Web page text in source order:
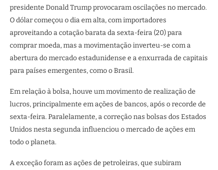
presidente Donald Trump provocaram oscilações no mercado.
O dólar começou o dia em alta, com importadores
aproveitando a cotação barata da sexta-feira (20) para
comprar moeda, mas a movimentação inverteu-se com a
abertura do mercado estadunidense e a enxurrada de capitais
para países emergentes, como o Brasil.
Em relação à bolsa, houve um movimento de realização de
lucros, principalmente em ações de bancos, após o recorde de
sexta-feira. Paralelamente, a correção nas bolsas dos Estados
Unidos nesta segunda influenciou o mercado de ações em
todo o planeta.
A exceção foram as ações de petroleiras, que subiram